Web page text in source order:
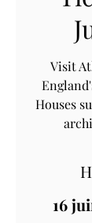
Visit
Houses
16